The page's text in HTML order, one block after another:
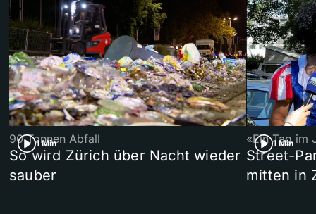
1 Min
90 Tonnen Abfall
So wird Zürich über Nacht wieder
sauber
1 Min
«Ein Tag im
Street-
mitten in